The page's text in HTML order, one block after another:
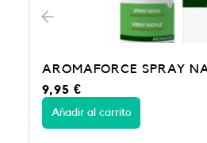
AROMAFORCE SPRAY
9,95 €
Añadir al carrito